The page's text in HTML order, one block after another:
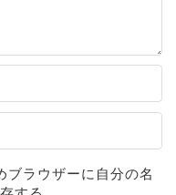
ブラウザーに自分の名